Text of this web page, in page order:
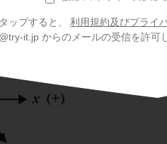
ップすると、 利用規約及びプライ
it.jp からのメールの受信を許可